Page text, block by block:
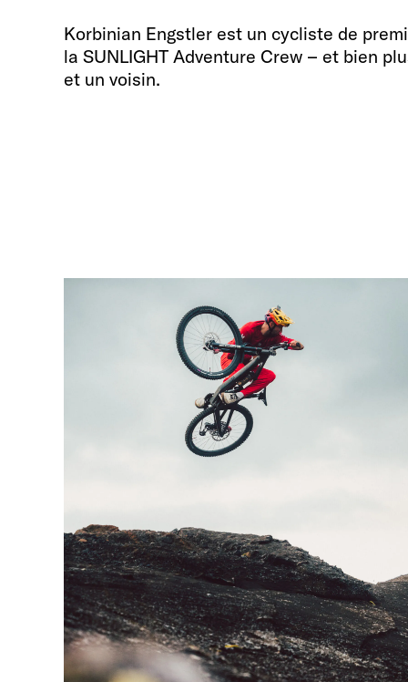
Korbinian Engstler est un cycliste de
la SUNLIGHT Adventure Crew – et bien
et un voisin.